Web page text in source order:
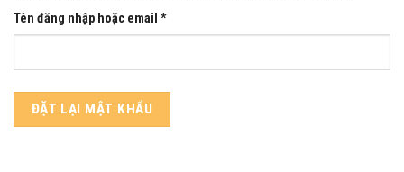
Tên đăng nhập hoặc email *Bắt
buộc
ĐẶT LẠI MẬT KHẨU